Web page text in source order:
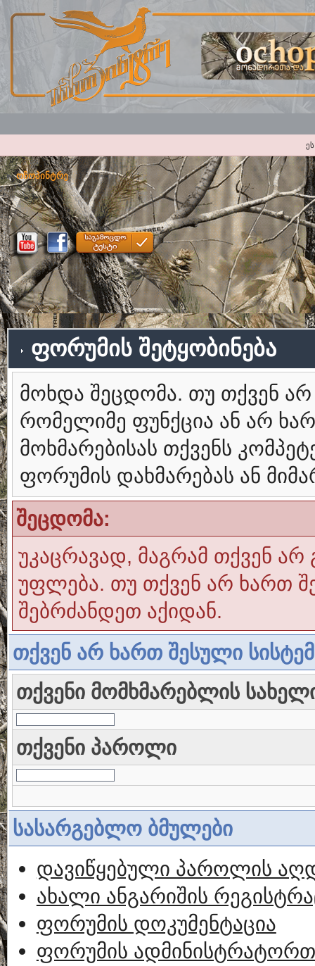
ოჩოპინტრე
ფორუმის შეტყობინება
მოხდა შეცდომა. თუ თქვენ
რომელიმე ფუნქცია ან არ
მოხმარებისას თქვენს
ფორუმის დახმარებას ან
შეცდომა:
უკაცრავად, მაგრამ თქვენ არ
უფლება. თუ თქვენ არ ხართ
შებრძანდეთ აქიდან.
თქვენ არ ხართ შესული
თქვენი მომხმარებლის
თქვენი პაროლი
სასარგებლო ბმულები
დავიწყებული პაროლის
ახალი ანგარიშის
ფორუმის დოკუმენტაცია
ფორუმის